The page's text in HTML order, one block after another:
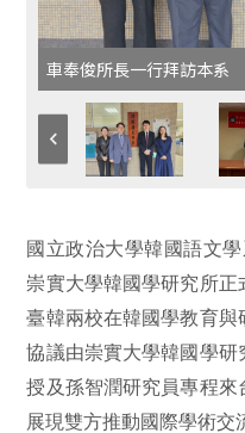
車奉俊所長一行拜訪本系
國立政治大學韓國語文
崇實大學韓國學研究所
臺韓兩校在韓國學教育
協議由崇實大學韓國學
授及孫智潤研究員專程
展現雙方推動國際學術交